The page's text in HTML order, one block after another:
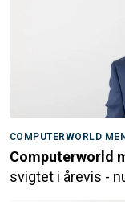
COMPUTERWORLD
Computerworld
svigtet i årevis -